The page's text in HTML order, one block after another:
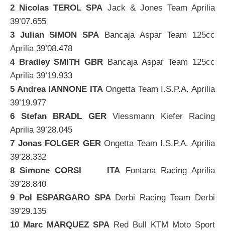
2 Nicolas TEROL SPA Jack & Jones Team Aprilia
39’07.655
3 Julian SIMON SPA Bancaja Aspar Team 125cc
Aprilia 39’08.478
4 Bradley SMITH GBR Bancaja Aspar Team 125cc
Aprilia 39’19.933
5 Andrea IANNONE ITAOngetta Team I.S.P.A. Aprilia
39’19.977
6 Stefan BRADL GERViessmann Kiefer Racing
Aprilia 39’28.045
7 Jonas FOLGER GEROngetta Team I.S.P.A. Aprilia
39’28.332
8 Simone CORSI ITA Fontana Racing Aprilia
39’28.840
9 Pol ESPARGARO SPADerbi Racing Team Derbi
39’29.135
10 Marc MARQUEZ SPA Red Bull KTM Moto Sport